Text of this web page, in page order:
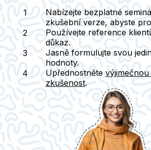
Nabízejte bezplatné
zkušební verze, abyste
Používejte reference
důkaz.
Jasně formulujte svou
hodnoty.
Upřednostněte
zkušenost.